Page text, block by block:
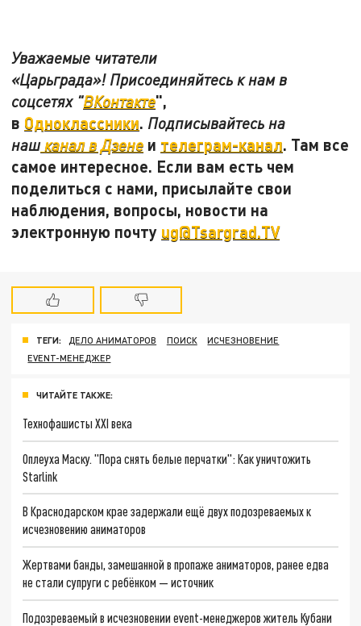
Уважаемые читатели
«Царьграда»! Присоединяйтесь к нам в
соцсетях "ВКонтакте",
в Одноклассники. Подписывайтесь на
наш канал в Дзене и телеграм-канал. Там все
самое интересное. Если вам есть чем
поделиться с нами, присылайте свои
наблюдения, вопросы, новости на
электронную почту ug@Tsargrad.TV
ТЕГИ: ДЕЛО АНИМАТОРОВ ПОИСК
ИСЧЕЗНОВЕНИЕ
EVENT-МЕНЕДЖЕР
ЧИТАЙТЕ ТАКЖЕ:
Технофашисты XXI века
Оплеуха Маску. "Пора снять белые перчатки": Как уничтожить
Starlink
В Краснодарском крае задержали ещё двух подозреваемых к
исчезновению аниматоров
Жертвами банды, замешанной в пропаже аниматоров, ранее едва
не стали супруги с ребёнком — источник
Подозреваемый в исчезновении event-менеджеров житель Кубани